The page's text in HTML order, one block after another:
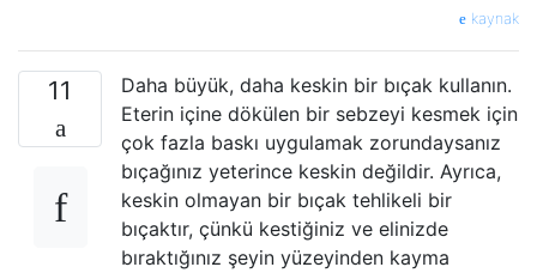
kaynak
11
Daha büyük, daha keskin bir bıçak kullanın.
Eterin içine dökülen bir sebzeyi kesmek için
çok fazla baskı uygulamak zorundaysanız
bıçağınız yeterince keskin değildir. Ayrıca,
keskin olmayan bir bıçak tehlikeli bir
bıçaktır, çünkü kestiğiniz ve elinizde
bıraktığınız şeyin yüzeyinden kayma